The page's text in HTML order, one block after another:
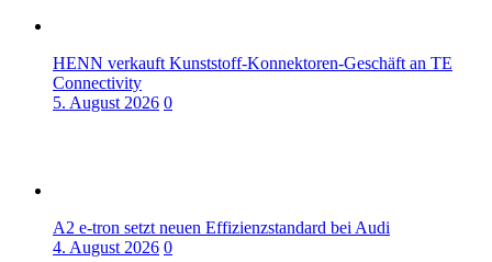
HENN verkauft Kunststoff-Konnektoren-Geschäft an TE
Connectivity
5. August 2026 0
A2 e-tron setzt neuen Effizienzstandard bei Audi
4. August 2026 0